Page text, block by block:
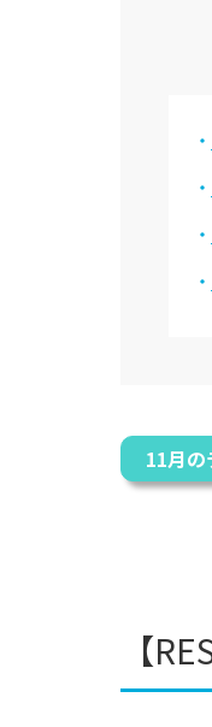
薬・検査・病院
監修ドクターから
11月
【